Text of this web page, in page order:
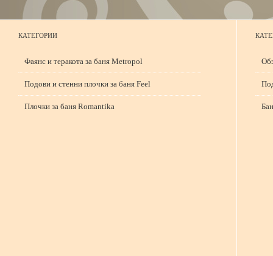
КАТЕГОРИИ
Фаянс и теракота за баня Metropol
Подови и стенни плочки за баня Feel
Плочки за баня Romantika